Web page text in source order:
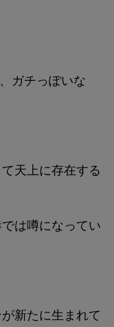
ガチっぽいな
天上に存在する
は噂になってい
新たに生まれて